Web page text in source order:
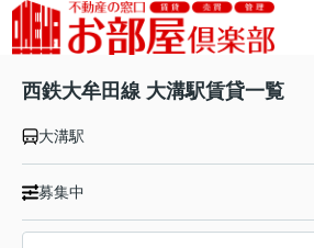
西鉄大牟田線 大溝駅賃貸一覧
大溝駅
募集中